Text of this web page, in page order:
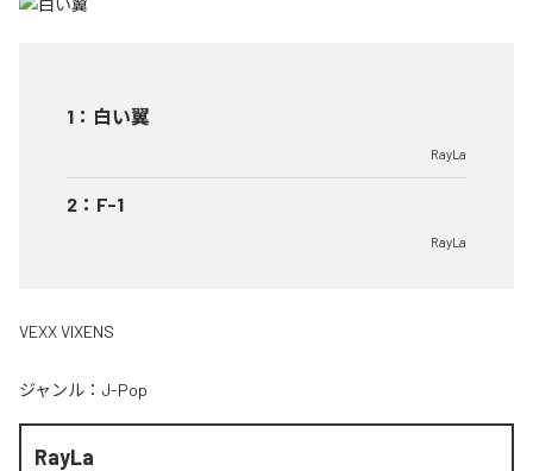
1 ： 白い翼
RayLa
2 ： F-1
RayLa
VEXX VIXENS
ジャンル： J-Pop
RayLa